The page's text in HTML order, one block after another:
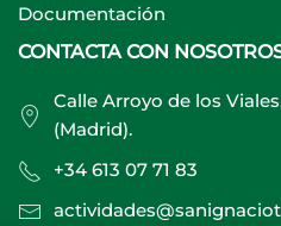
Documentación
CONTACTA CON
Calle Arroyo de los
(Madrid).
+34 613 07 71 83